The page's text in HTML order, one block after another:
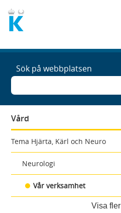
Sök på webbplatsen
Vård
Tema Hjärta, Kärl och Neuro
Neurologi
Vår verksamhet
Visa fler